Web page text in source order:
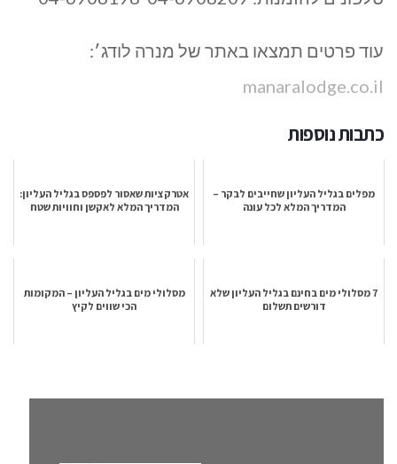
עוד פרטים תמצאו באתר של מנרה לודג׳:
manaralodge.co.il
כתבות נוספות
מפלים בגליל העליון שחייבים לבקר –
המדריך המלא לכל עונה
אטרקציות שאסור לפספס בגליל העליון:
המדריך המלא לאקשן וחוויות שטח
7 מסלולי מים בחינם בגליל העליון שלא
דורשים תשלום
מסלולי מים בגליל העליון – המקומות
הכי שווים לקיץ